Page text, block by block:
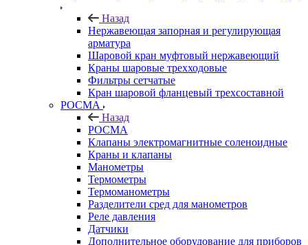
Назад
Нержавеющая запорная и регулирующая
арматура
Шаровой кран муфтовый нержавеющий
Краны шаровые трехходовые
Фильтры сетчатые
Кран шаровой фланцевый трехсоставной
РОСМА
Назад
РОСМА
Клапаны электромагнитные соленоидные
Краны и клапаны
Манометры
Термометры
Термоманометры
Разделители сред для манометров
Реле давления
Датчики
Дополнительное оборудование для приборов